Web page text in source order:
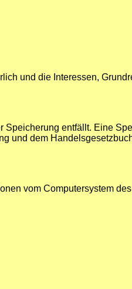
und die Interessen,
entfällt. Eine
und dem
vom Computersystem